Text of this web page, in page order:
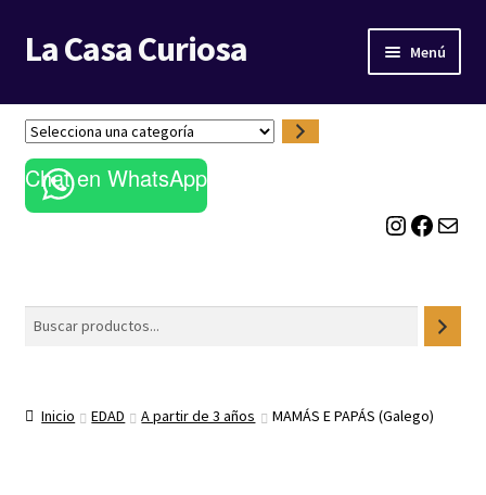
Ir
a
navegación
Ir
al
La Casa Curiosa Menú
LIBRERÍA
BLOG
S
e
l
e
a
Chat en WhatsApp
Instagram Facebook Correo electrónico
Buscar
Inicio EDAD A partir de 3 años MAMÁS E PAPÁS (Galego)